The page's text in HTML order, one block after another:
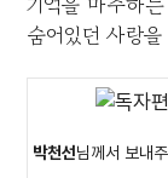
숨어있던 사랑
박천선님께서 보내